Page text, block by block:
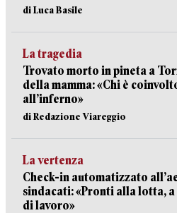
di Luca Basile
La tragedia
Trovato morto in pineta a
della mamma: «Chi è
all’inferno»
di Redazione Viareggio
La vertenza
Check-in automatizzato
sindacati: «Pronti alla lotta,
di lavoro»